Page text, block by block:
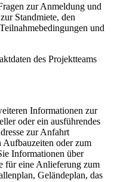
zur Anmeldung und
Standmiete, den
und
des Projektteams
Informationen zur
oder ein ausführendes
zur Anfahrt
Aufbauzeiten oder zum
Informationen über
für eine Anlieferung zum
Geländeplan, das